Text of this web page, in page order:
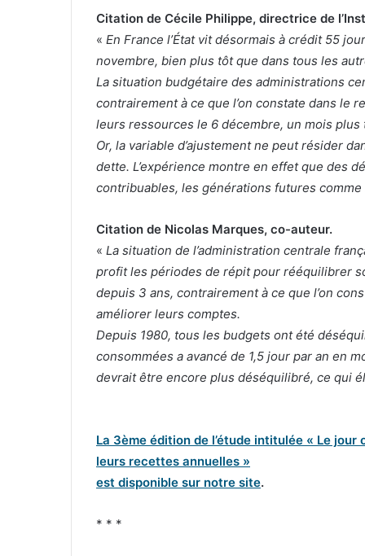
Citation de Cécile Philippe, directrice de
« En France l’État vit désormais à crédit 55
novembre, bien plus tôt que dans tous les
La situation budgétaire des administrations
contrairement à ce que l’on constate dans le
leurs ressources le 6 décembre, un mois plus
Or, la variable d’ajustement ne peut résider
dette. L’expérience montre en effet que des
contribuables, les générations futures
Citation de Nicolas Marques, co-auteur.
« La situation de l’administration centrale
profit les périodes de répit pour rééquilibrer
depuis 3 ans, contrairement à ce que l’on
améliorer leurs comptes.
Depuis 1980, tous les budgets ont été
consommées a avancé de 1,5 jour par an en
devrait être encore plus déséquilibré, ce qui
La 3ème édition de l’étude intitulée « Le
leurs recettes annuelles »
est disponible sur notre site.
* * *